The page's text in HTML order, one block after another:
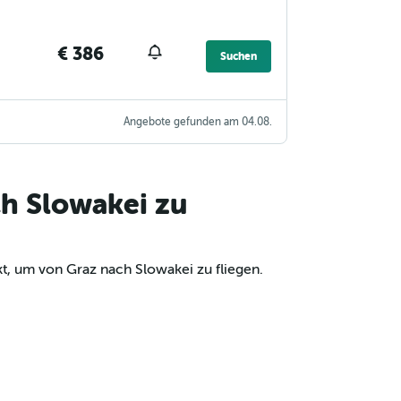
€ 386 Suchen
Angebote gefunden am 04.08.
Slowakei zu
um von Graz nach Slowakei zu fliegen.